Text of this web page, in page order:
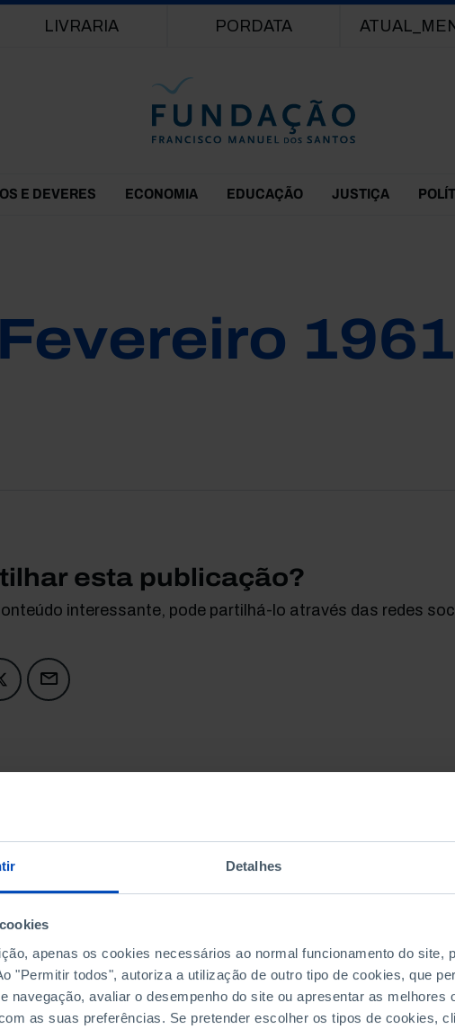
Detalhes
apenas os cookies necessários ao normal funcionamento do site,
"Permitir todos", autoriza a utilização de outro tipo de cookies, que
navegação, avaliar o desempenho do site ou apresentar as melhores
as suas preferências. Se pretender escolher os tipos de cookies,
LIVRARIA PORDATA
E DEVERES ECONOMIA EDUCAÇÃO JUSTIÇA
1961
esta publicação?
interessante, pode partilhá-lo através das redes